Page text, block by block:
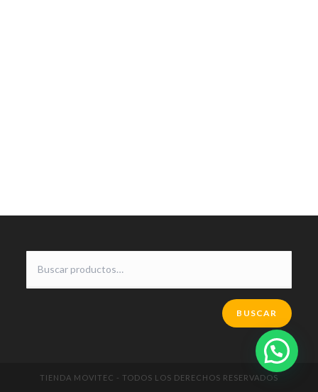
BUSCAR
TIENDA MOVITEC - TODOS LOS DERECHOS RESERVADOS